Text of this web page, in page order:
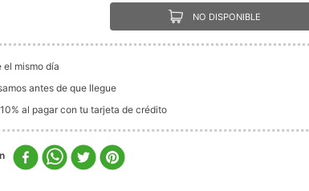
NO DISPONIBLE
el mismo día
antes de que llegue
al pagar con tu tarjeta de crédito